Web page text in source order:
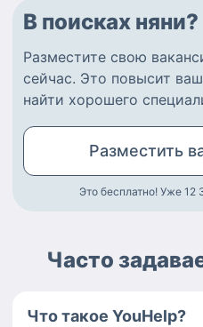
В поисках няни?
Разместите свою
сейчас. Это повысит
найти хорошего
Разместить
Это бесплатно! Уже 12
Часто
Что такое YouHelp?